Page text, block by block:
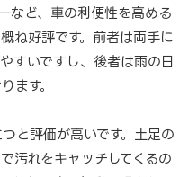
など、車の利便性を高める
ね好評です。前者は両手に
すいですし、後者は雨の日
ます。
と評価が高いです。土足の
汚れをキャッチしてくるの